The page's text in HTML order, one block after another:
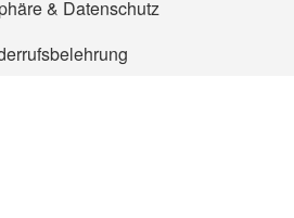
& Datenschutz